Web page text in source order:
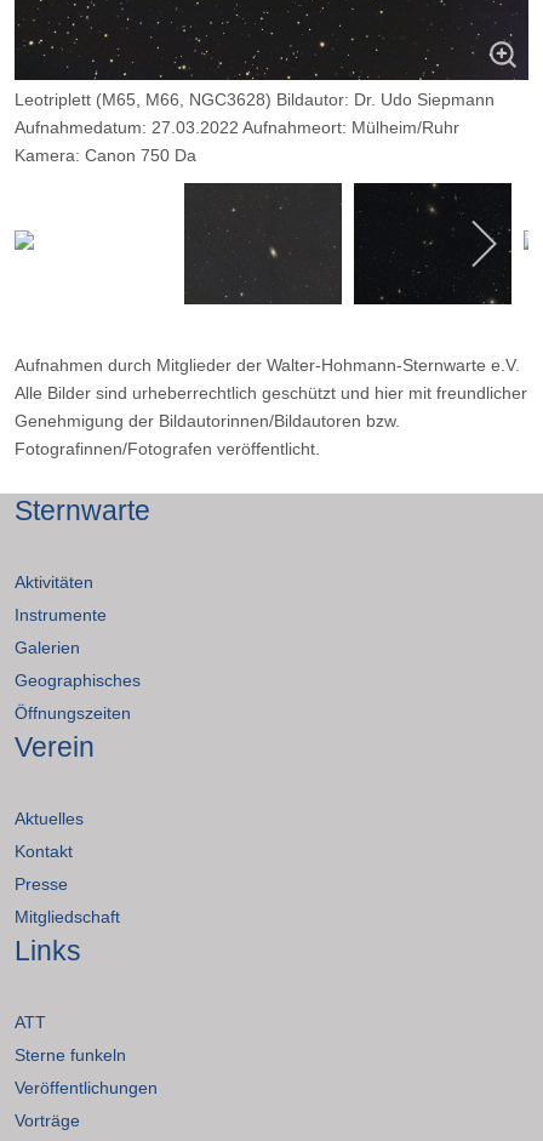
Leotriplett (M65, M66, NGC3628) Bildautor: Dr. Udo Siepmann
Aufnahmedatum: 27.03.2022 Aufnahmeort: Mülheim/Ruhr
Kamera: Canon 750 Da
Optik: TS Photoline 115/800 0.79 Reducer Beichtungszeit: 45 x
1:30 Min.
Aufnahmen durch Mitglieder der Walter-Hohmann-Sternwarte e.V.
Alle Bilder sind urheberrechtlich geschützt und hier mit freundlicher
Genehmigung der Bildautorinnen/Bildautoren bzw.
Fotografinnen/Fotografen veröffentlicht.
Sternwarte
Aktivitäten
Instrumente
Galerien
Geographisches
Öffnungszeiten
Verein
Aktuelles
Kontakt
Presse
Mitgliedschaft
Links
ATT
Sterne funkeln
Veröffentlichungen
Vorträge